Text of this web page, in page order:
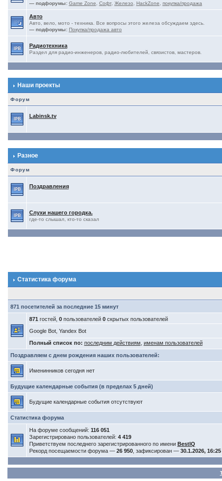
— подфорумы: Game Zone Софт, Железо HackZone покупка/продажа
Авто
Авто, вело, мото - техника. Все вопросы этого железа обсуждаем здесь.
— подфорумы: Покупка/продажа авто
Радиотехника
Раздел для радио-инженеров, радио-любителей, связистов, мастеров.
Наши проекты
Форум
Labinsk.tv
Разное
Форум
Поздравления
Слухи нашего городка.
где-то слышал, кто-то сказал
Статистика форума
871 посетителей за последние 15 минут
871 гостей, 0пользователей 0скрытых пользователей
Google Bot, Yandex Bot
Полный список по: последним действиям именам пользователей
Поздравляем с днем рождения наших пользователей:
Именинников сегодня нет
Будущие календарные события (в пределах 5 дней)
Будущие календарные события отсутствуют
Статистика форума
На форуме сообщений: 116 051
Зарегистрировано пользователей: 4 419
Приветствуем последнего зарегистрированного по имени BestIQ
Рекорд посещаемости форума — 26 950, зафиксирован — 30.1.2026, 16:25